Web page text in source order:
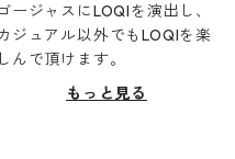
ージャスにLOQIを演出し、
ジュアル以外でもLOQIを楽
しんで頂けます。
もっと見る